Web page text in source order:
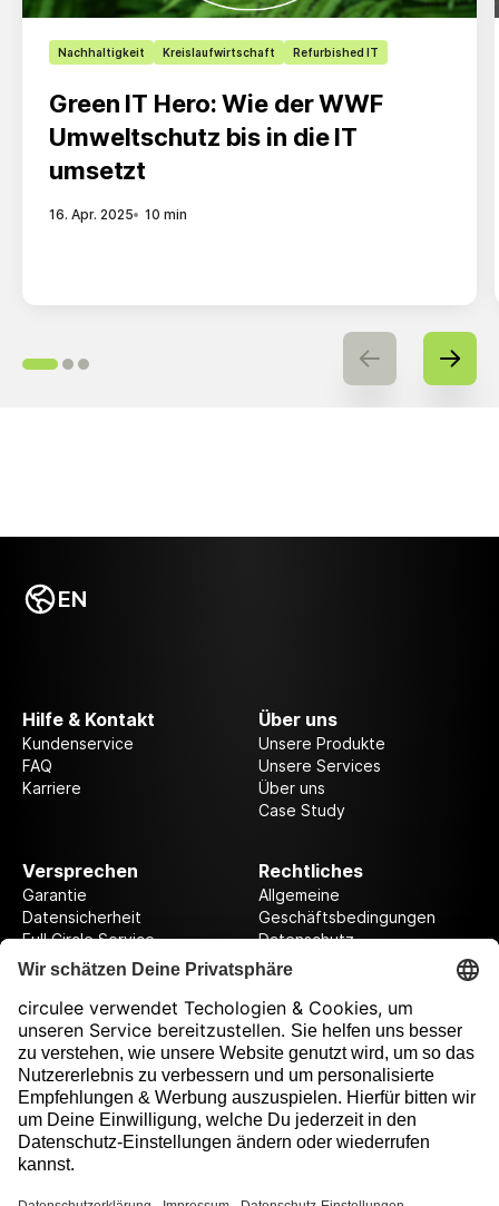
Vorheriger
Nachhaltigkeit Kreislaufwirtschaft Refurbished IT
Green IT Hero: Wie der WWF
Umweltschutz bis in die IT
umsetzt
16. Apr. 2025 10 min
EN
Hilfe & Kontakt
Kundenservice
FAQ
Karriere
Über uns
Unsere Produkte
Unsere Services
Über uns
Case Study
Versprechen
Garantie
Datensicherheit
Full Circle Service
Rechtliches
Allgemeine
Geschäftsbedingungen
Datenschutz
Datenschutzeinstellungen
Folge uns auf unserer Reise!
Ausgezeichnet durch